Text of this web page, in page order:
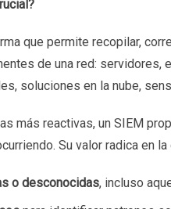
que permite recopilar,
de una red: servidores,
soluciones en la nube,
más reactivas, un SIEM
Su valor radica en la
o desconocidas, incluso